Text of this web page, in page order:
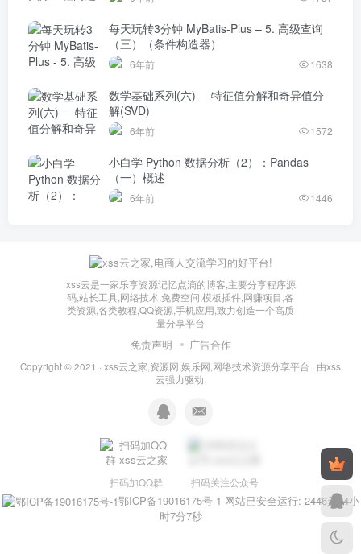
每天玩转3分钟 MyBatis-Plus – 5. 高级查询
（三）（条件构造器）
6年前 1638
数学基础系列(六)—-特征值分解和奇异值分
解(SVD)
6年前 1572
小白学 Python 数据分析（2）：Pandas
（一）概述
6年前 1446
xss云是一家乐享资源记忆点滴的博客,主要分享程序源
码,站长工具,网络技术,免费空间,模板插件,网赚项目,各
类资源,各类教程,QQ资源,手机应用,致力创造一个高质
量分享平台
免责声明 广告合作
Copyright © 2021 · xss云之家,资源网,娱乐网,网络技术资源分享平台 · 由xss
云强力驱动.
扫码加QQ群 扫码关注公众号
鄂ICP备19016175号-1 网站已安全运行: 2446天14小
时7分8秒